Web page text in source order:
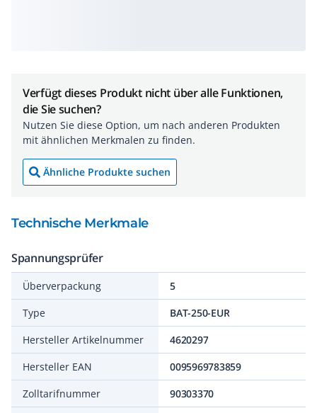
Verfügt dieses Produkt nicht über alle Funktionen,
die Sie suchen?
Nutzen Sie diese Option, um nach anderen Produkten
mit ähnlichen Merkmalen zu finden.
Ähnliche Produkte suchen
Technische Merkmale
Spannungsprüfer
Überverpackung
5
Type
BAT-250-EUR
Hersteller Artikelnummer
4620297
Hersteller EAN
0095969783859
Zolltarifnummer
90303370